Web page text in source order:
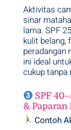
Aktivitas
sinar
lama. SPF
kulit belang,
peradangan
ini ideal
cukup tanpa
SPF
&
Contoh